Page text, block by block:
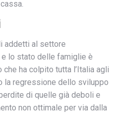
addetti al settore
e lo stato delle famiglie è
che ha colpito tutta l’Italia agli
la regressione dello sviluppo
di quelle già deboli e
non ottimale per via dalla